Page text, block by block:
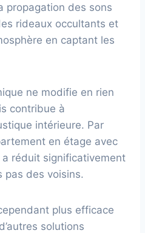
propagation des sons
rideaux occultants et
en captant les
ne modifie en rien
contribue à
intérieure. Par
en étage avec
réduit significativement
pas des voisins.
plus efficace
solutions